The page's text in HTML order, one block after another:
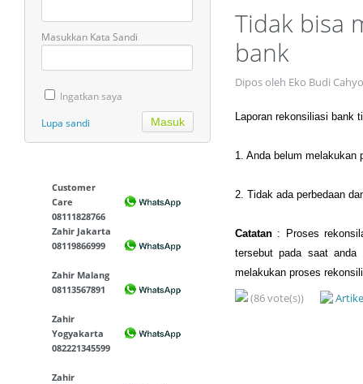
Masukkan Kata Sandi
Ingatkan saya
Lupa sandi
Customer
Care
08111828766
Zahir Jakarta
08119866999
Zahir Malang
08113567891
Zahir
Yogyakarta
082221345599
Zahir
Tidak bisa
bank
Dipos oleh Eko Budi
Laporan rekonsiliasi bank
1. Anda belum
2. Tidak ada perbedaan
Catatan : Proses
tersebut pada saat anda
melakukan proses
(86 vote(s))